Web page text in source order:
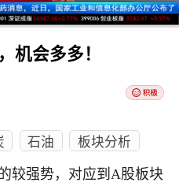
机会多多！
石油 板块分析
较强势，对应到A股板块